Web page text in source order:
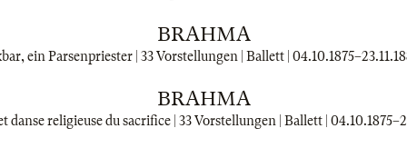
BRAHMA
ein Parsenpriester | 33 Vorstellungen | Ballett | 04.10.1875–
BRAHMA
danse religieuse du sacrifice | 33 Vorstellungen | Ballett | 04.10.1875–